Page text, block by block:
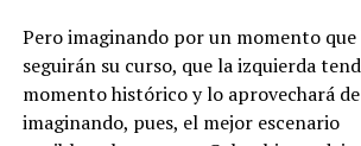
Pero imaginando por un momento que
seguirán su curso, que la izquierda
momento histórico y lo aprovechará
imaginando, pues, el mejor escenario